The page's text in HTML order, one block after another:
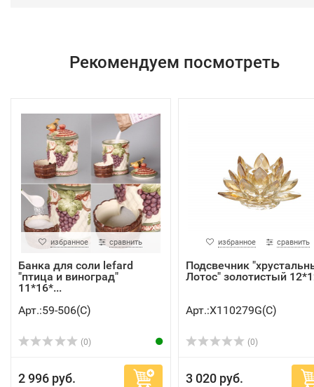
Рекомендуем посмотреть
избранное сравнить
Банка для соли lefard
"птица и виноград"
11*16*...
Арт.:59-506(C)
(0)
2 996 руб.
избранное сравнить
Подсвечник
Лотос" золотистый
Арт.:X110279G(C)
(0)
3 020 руб.